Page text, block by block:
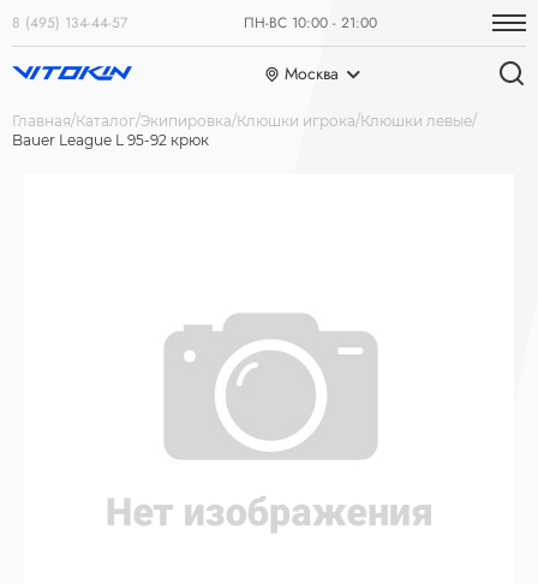
8 (495) 134-44-57 ПН-ВС 10:00 - 21:00
Москва
Главная Каталог Экипировка Клюшки игрока Клюшки левые
Bauer League L 95-92 крюк